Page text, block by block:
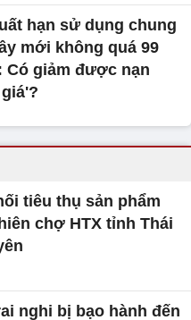
hạn sử dụng chung
mới không quá 99
Có giảm được nạn
tiêu thụ sản phẩm
chợ HTX tỉnh Thái
nghi bị bạo hành đến